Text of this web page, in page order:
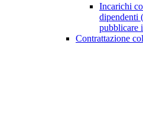
Incarichi
dipendenti
pubblicare
Contrattazione